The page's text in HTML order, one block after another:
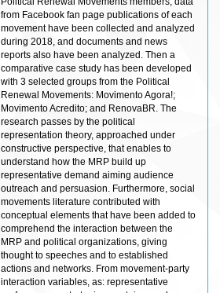
from Facebook fan page publications of each
movement have been collected and analyzed
during 2018, and documents and news
reports also have been analyzed. Then a
comparative case study has been developed
with 3 selected groups from the Political
Renewal Movements: Movimento Agora!;
Movimento Acredito; and RenovaBR. The
research passes by the political
representation theory, approached under
constructive perspective, that enables to
understand how the MRP build up
representative demand aiming audience
outreach and persuasion. Furthermore, social
movements literature contributed with
conceptual elements that have been added to
comprehend the interaction between the
MRP and political organizations, giving
thought to speeches and to established
actions and networks. From movement-party
interaction variables, as: representative